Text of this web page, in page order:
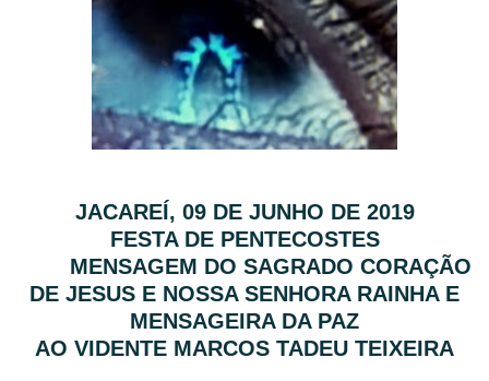
JACAREÍ, 09 DE JUNHO DE 2019
FESTA DE PENTECOSTES
MENSAGEM DO SAGRADO CORAÇÃO
DE JESUS E NOSSA SENHORA RAINHA E
MENSAGEIRA DA PAZ
AO VIDENTE MARCOS TADEU TEIXEIRA